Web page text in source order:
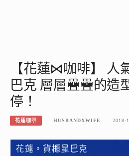
【花蓮⋈咖啡】 人
巴克 層層疊疊的造
停！
花蓮咖啡 HUSBANDXWIFE 2018-